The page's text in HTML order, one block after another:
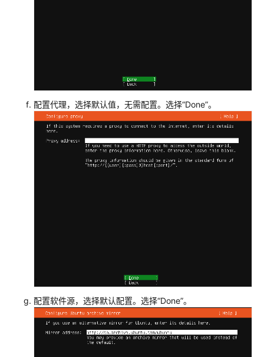
限 配置代理，选择默认值，无需配置。选择“Done”。
配置软件源，选择默认配置。选择“Done”。